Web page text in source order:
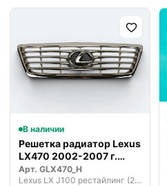
В наличии
Решетка радиатор Lexus
LX470 2002-2007 г.
ХРОМ
Арт. GLX470_H
Lexus LX J100 рестайлинг (2002—2007)